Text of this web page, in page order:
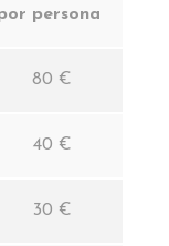
persona
€
€
€